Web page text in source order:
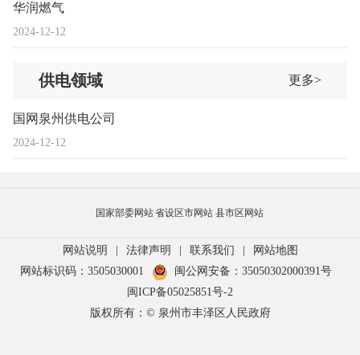
2024-12-12
华润燃气
供电领域 更多>
2024-12-12
国网泉州供电公司
国家部委网站省设区市网站 县市区网站
网站说明 | 法律声明 | 联系我们 |
网站地图
网站标识码：3505030001
闽公网安备：35050302000391号
闽ICP备05025851号-2
版权所有：© 泉州市丰泽区人民政府